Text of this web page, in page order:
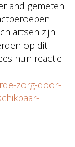
gemeten
artsen zijn
op dit
hun reactie
zorg-door-